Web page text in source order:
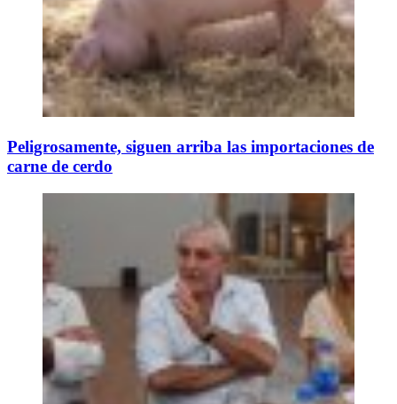
Peligrosamente, siguen arriba las importaciones de
carne de cerdo